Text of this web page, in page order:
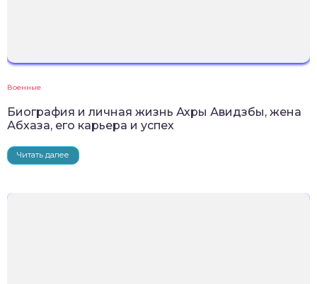
Военные
Биография и личная жизнь Ахры Авидзбы, жена
Абхаза, его карьера и успех
Читать далее